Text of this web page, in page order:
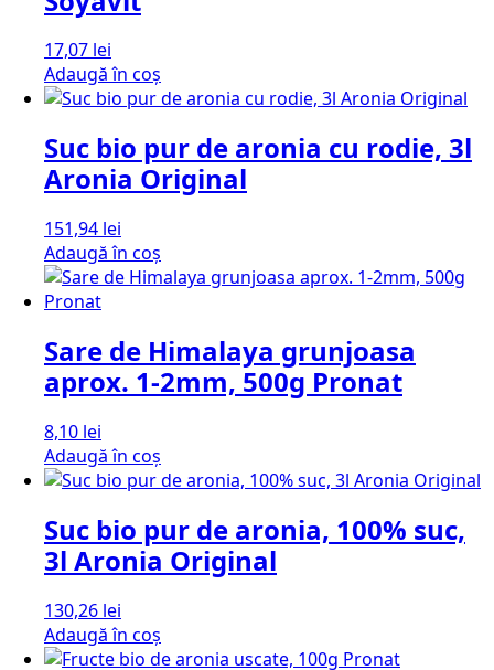
17,07 lei
Adaugă în coș
Suc bio pur de aronia cu rodie, 3l
Aronia Original
151,94 lei
Adaugă în coș
Sare de Himalaya grunjoasa
aprox. 1-2mm, 500g Pronat
8,10 lei
Adaugă în coș
Suc bio pur de aronia, 100% suc,
3l Aronia Original
130,26 lei
Adaugă în coș